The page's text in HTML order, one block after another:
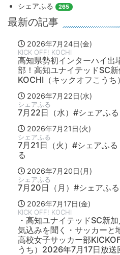
シェアふる 265
最新の記事
2026年7月24日(金)
KICK OFF! KOCHI
高知県勢初インターハイ出
部！高知ユナイテッドSC
KOCHI（キックオフこう
2026年7月22日(水)
シェアふる
7月22日（水）#シェアふ
2026年7月21日(火)
シェアふる
7月21日（火）#シェアふ
る
2026年7月20日(月)
シェアふる
7月20日（月）#シェアふ
2026年7月17日(金)
KICK OFF! KOCHI
・高知ユナイテッドSC新
気込みを聞く・サッカー
高校女子サッカー部
うち）2026年7月17日放送